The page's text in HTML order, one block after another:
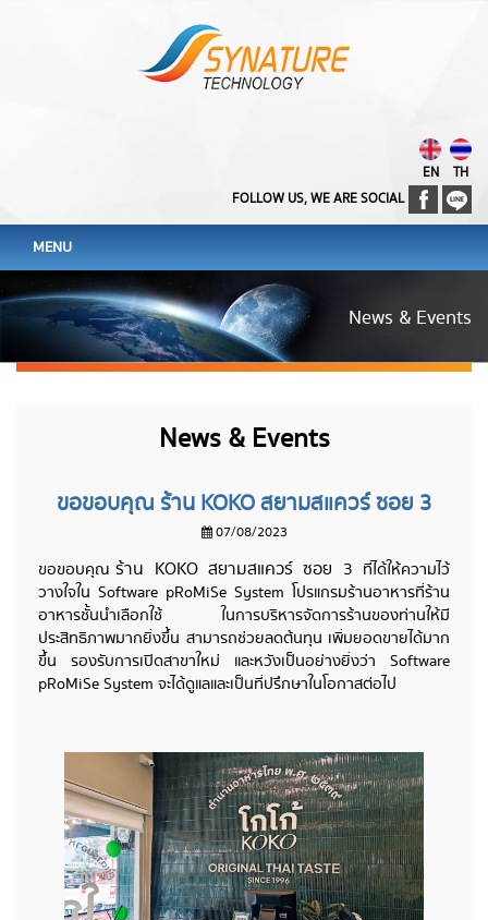
EN
TH
FOLLOW US, WE ARE SOCIAL
MENU
News & Events
News & Events
ขอขอบคุณ ร้าน KOKO สยามสแควร์ ซอย 3
07/08/2023
ขอขอบคุณร้าน KOKO สยามสแควร์ ซอย 3 ที่ได้ให้ความไว้
วางใจใน Software pRoMiSe System โปรแกรมร้านอาหารที่ร้าน
อาหารชั้นนำเลือกใช้ ในการบริหารจัดการร้านของท่านให้มี
ประสิทธิภาพมากยิ่งขึ้น สามารถช่วยลดต้นทุน เพิ่มยอดขายได้มาก
ขึ้น รองรับการเปิดสาขาใหม่ และหวังเป็นอย่างยิ่งว่า Software
pRoMiSe System จะได้ดูแลและเป็นที่ปรึกษาในโอกาสต่อไป